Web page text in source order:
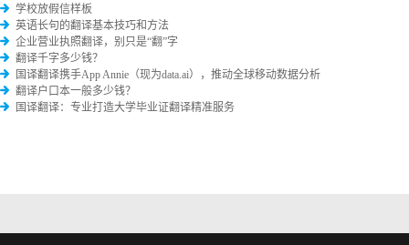
学校放假信样板
英语长句的翻译基本技巧和方法
企业营业执照翻译，别只是“翻”字
翻译千字多少钱？
国译翻译携手App Annie（现为data.ai），推动全球移动数据分析
翻译户口本一般多少钱？
国译翻译：专业打造大学毕业证翻译精准服务